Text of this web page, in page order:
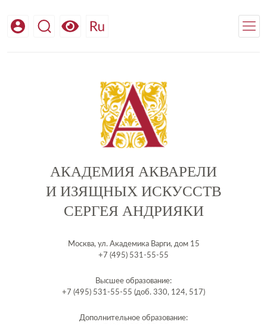
АКАДЕМИЯ АКВАРЕЛИ
И ИЗЯЩНЫХ ИСКУССТВ
СЕРГЕЯ АНДРИЯКИ
Москва, ул. Академика Варги, дом 15
+7 (495) 531-55-55
Высшее образование:
+7 (495) 531-55-55 (доб. 330, 124, 517)
Дополнительное образование: